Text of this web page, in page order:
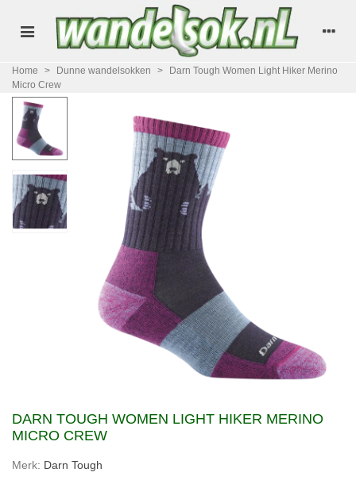
Home > Dunne wandelsokken >
Darn Tough Women Light Hiker Merino
Micro Crew
DARN TOUGH WOMEN LIGHT HIKER MERINO
MICRO CREW
Merk: Darn Tough